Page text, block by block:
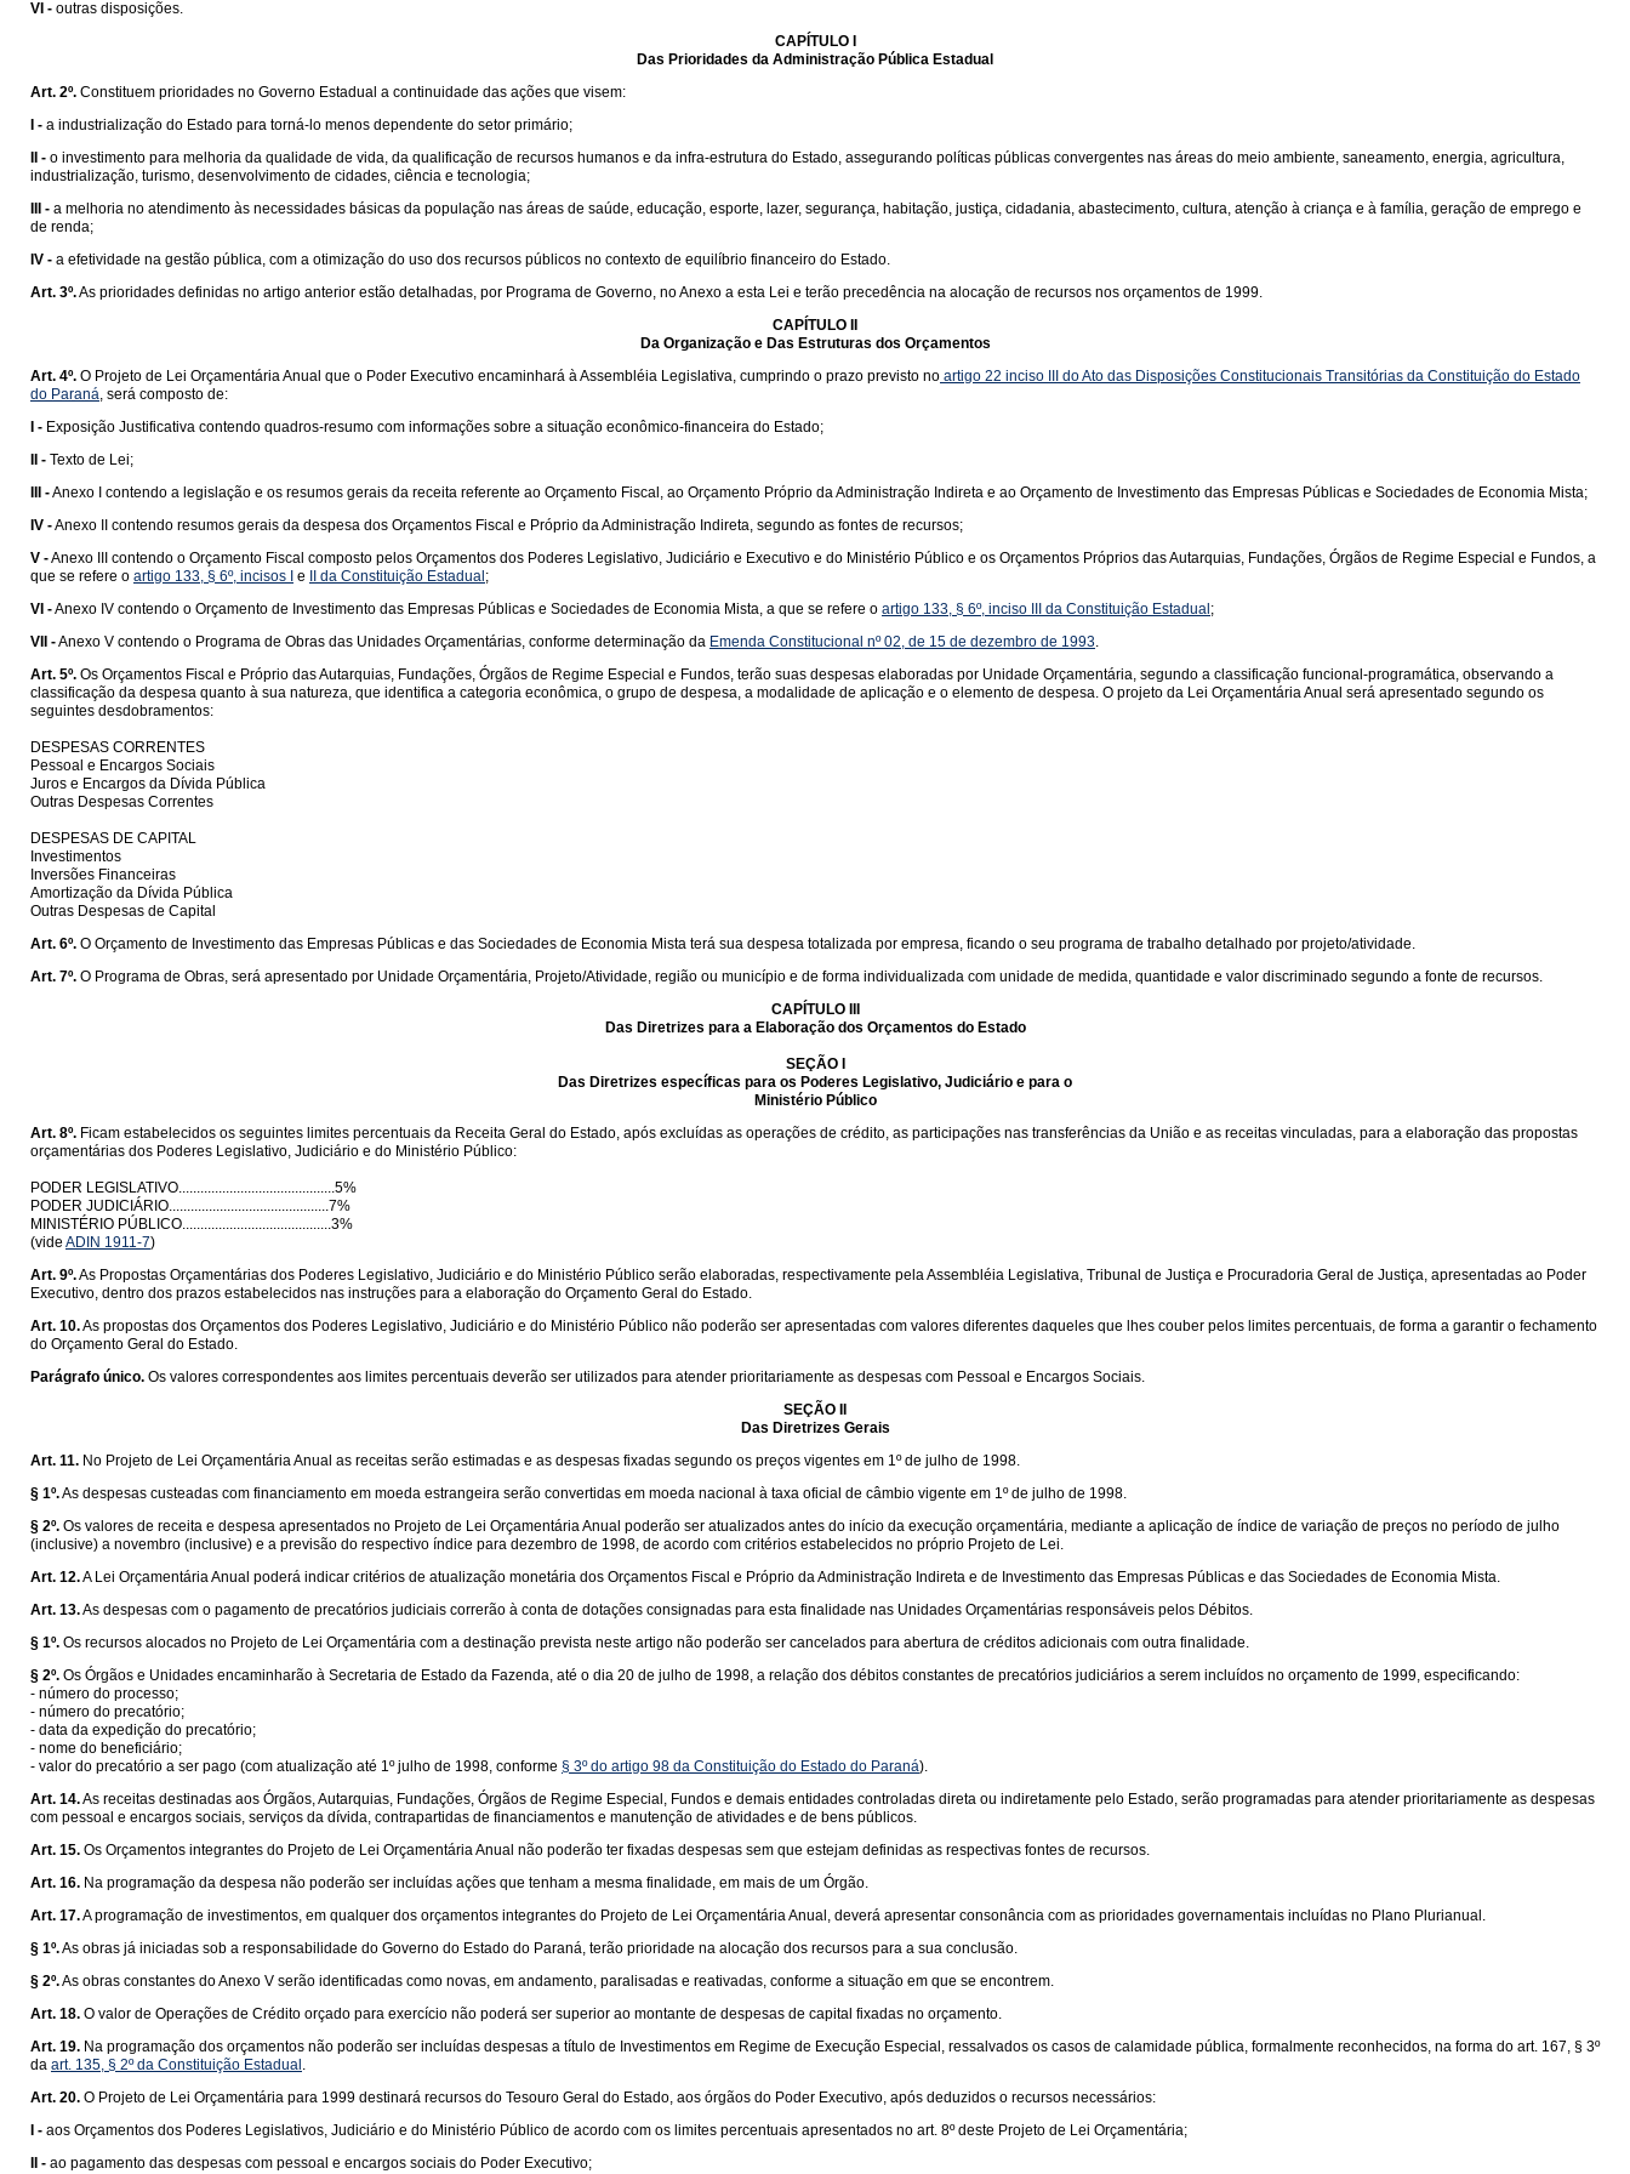
VI - outras disposições.
CAPÍTULO I
Das Prioridades da Administração Pública Estadual
Art. 2º. Constituem prioridades no Governo Estadual a continuidade das ações que visem:
I - a industrialização do Estado para torná-lo menos dependente do setor primário;
II - o investimento para melhoria da qualidade de vida, da qualificação de recursos humanos e da infra-estrutura do Estado, assegurando políticas públicas convergentes nas áreas do meio ambiente, saneamento, energia, agricultura,
industrialização, turismo, desenvolvimento de cidades, ciência e tecnologia;
III - a melhoria no atendimento às necessidades básicas da população nas áreas de saúde, educação, esporte, lazer, segurança, habitação, justiça, cidadania, abastecimento, cultura, atenção à criança e à família, geração de emprego e
de renda;
IV - a efetividade na gestão pública, com a otimização do uso dos recursos públicos no contexto de equilíbrio financeiro do Estado.
Art. 3º.As prioridades definidas no artigo anterior estão detalhadas, por Programa de Governo, no Anexo a esta Lei e terão precedência na alocação de recursos nos orçamentos de 1999.
CAPÍTULO II
Da Organização e Das Estruturas dos Orçamentos
Art. 4º. O Projeto de Lei Orçamentária Anual que o Poder Executivo encaminhará à Assembléia Legislativa, cumprindo o prazo previsto no artigo 22 inciso III do Ato das Disposições Constitucionais Transitórias da Constituição do Estado
do Paraná, será composto de:
I - Exposição Justificativa contendo quadros-resumo com informações sobre a situação econômico-financeira do Estado;
II - Texto de Lei;
III -Anexo I contendo a legislação e os resumos gerais da receita referente ao Orçamento Fiscal, ao Orçamento Próprio da Administração Indireta e ao Orçamento de Investimento das Empresas Públicas e Sociedades de Economia Mista;
IV -Anexo II contendo resumos gerais da despesa dos Orçamentos Fiscal e Próprio da Administração Indireta, segundo as fontes de recursos;
V -Anexo III contendo o Orçamento Fiscal composto pelos Orçamentos dos Poderes Legislativo, Judiciário e Executivo e do Ministério Público e os Orçamentos Próprios das Autarquias, Fundações, Órgãos de Regime Especial e Fundos, a
que se refere o artigo 133, § 6º, incisos I e II da Constituição Estadual ;
VI -Anexo IV contendo o Orçamento de Investimento das Empresas Públicas e Sociedades de Economia Mista, a que se refere o artigo 133, § 6º, inciso III da Constituição Estadual ;
VII -Anexo V contendo o Programa de Obras das Unidades Orçamentárias, conforme determinação da Emenda Constitucional nº 02, de 15 de dezembro de 1993.
Art. 5º. Os Orçamentos Fiscal e Próprio das Autarquias, Fundações, Órgãos de Regime Especial e Fundos, terão suas despesas elaboradas por Unidade Orçamentária, segundo a classificação funcional-programática, observando a
classificação da despesa quanto à sua natureza, que identifica a categoria econômica, o grupo de despesa, a modalidade de aplicação e o elemento de despesa. O projeto da Lei Orçamentária Anual será apresentado segundo os
seguintes desdobramentos:
DESPESAS CORRENTES
Pessoal e Encargos Sociais
Juros e Encargos da Dívida Pública
Outras Despesas Correntes
DESPESAS DE CAPITAL
Investimentos
Inversões Financeiras
Amortização da Dívida Pública
Outras Despesas de Capital
Art. 6º. O Orçamento de Investimento das Empresas Públicas e das Sociedades de Economia Mista terá sua despesa totalizada por empresa, ficando o seu programa de trabalho detalhado por projeto/atividade.
Art. 7º. O Programa de Obras, será apresentado por Unidade Orçamentária, Projeto/Atividade, região ou município e de forma individualizada com unidade de medida, quantidade e valor discriminado segundo a fonte de recursos.
CAPÍTULO III
Das Diretrizes para a Elaboração dos Orçamentos do Estado
SEÇÃO I
Das Diretrizes específicas para os Poderes Legislativo, Judiciário e para o
Ministério Público
Art. 8º. Ficam estabelecidos os seguintes limites percentuais da Receita Geral do Estado, após excluídas as operações de crédito, as participações nas transferências da União e as receitas vinculadas, para a elaboração das propostas
orçamentárias dos Poderes Legislativo, Judiciário e do Ministério Público:
PODER LEGISLATIVO...........................................5%
PODER JUDICIÁRIO............................................7%
MINISTÉRIO PÚBLICO.........................................3%
(vide ADIN 1911-7)
Art. 9º.As Propostas Orçamentárias dos Poderes Legislativo, Judiciário e do Ministério Público serão elaboradas, respectivamente pela Assembléia Legislativa, Tribunal de Justiça e Procuradoria Geral de Justiça, apresentadas ao Poder
Executivo, dentro dos prazos estabelecidos nas instruções para a elaboração do Orçamento Geral do Estado.
Art. 10.As propostas dos Orçamentos dos Poderes Legislativo, Judiciário e do Ministério Público não poderão ser apresentadas com valores diferentes daqueles que lhes couber pelos limites percentuais, de forma a garantir o fechamento
do Orçamento Geral do Estado.
Parágrafo único. Os valores correspondentes aos limites percentuais deverão ser utilizados para atender prioritariamente as despesas com Pessoal e Encargos Sociais.
SEÇÃO II
Das Diretrizes Gerais
Art. 11. No Projeto de Lei Orçamentária Anual as receitas serão estimadas e as despesas fixadas segundo os preços vigentes em 1º de julho de 1998.
§ 1º.As despesas custeadas com financiamento em moeda estrangeira serão convertidas em moeda nacional à taxa oficial de câmbio vigente em 1º de julho de 1998.
§ 2º. Os valores de receita e despesa apresentados no Projeto de Lei Orçamentária Anual poderão ser atualizados antes do início da execução orçamentária, mediante a aplicação de índice de variação de preços no período de julho
(inclusive) a novembro (inclusive) e a previsão do respectivo índice para dezembro de 1998, de acordo com critérios estabelecidos no próprio Projeto de Lei.
Art. 12.A Lei Orçamentária Anual poderá indicar critérios de atualização monetária dos Orçamentos Fiscal e Próprio da Administração Indireta e de Investimento das Empresas Públicas e das Sociedades de Economia Mista.
Art. 13.As despesas com o pagamento de precatórios judiciais correrão à conta de dotações consignadas para esta finalidade nas Unidades Orçamentárias responsáveis pelos Débitos.
§ 1º. Os recursos alocados no Projeto de Lei Orçamentária com a destinação prevista neste artigo não poderão ser cancelados para abertura de créditos adicionais com outra finalidade.
§ 2º. Os Órgãos e Unidades encaminharão à Secretaria de Estado da Fazenda, até o dia 20 de julho de 1998, a relação dos débitos constantes de precatórios judiciários a serem incluídos no orçamento de 1999, especificando:
- número do processo;
- número do precatório;
- data da expedição do precatório;
- nome do beneficiário;
- valor do precatório a ser pago (com atualização até 1º julho de 1998, conforme § 3º do artigo 98 da Constituição do Estado do Paraná).
Art. 14.As receitas destinadas aos Órgãos, Autarquias, Fundações, Órgãos de Regime Especial, Fundos e demais entidades controladas direta ou indiretamente pelo Estado, serão programadas para atender prioritariamente as despesas
com pessoal e encargos sociais, serviços da dívida, contrapartidas de financiamentos e manutenção de atividades e de bens públicos.
Art. 15. Os Orçamentos integrantes do Projeto de Lei Orçamentária Anual não poderão ter fixadas despesas sem que estejam definidas as respectivas fontes de recursos.
Art. 16. Na programação da despesa não poderão ser incluídas ações que tenham a mesma finalidade, em mais de um Órgão.
Art. 17.A programação de investimentos, em qualquer dos orçamentos integrantes do Projeto de Lei Orçamentária Anual, deverá apresentar consonância com as prioridades governamentais incluídas no Plano Plurianual.
§ 1º.As obras já iniciadas sob a responsabilidade do Governo do Estado do Paraná, terão prioridade na alocação dos recursos para a sua conclusão.
§ 2º.As obras constantes do Anexo V serão identificadas como novas, em andamento, paralisadas e reativadas, conforme a situação em que se encontrem.
Art. 18. O valor de Operações de Crédito orçado para exercício não poderá ser superior ao montante de despesas de capital fixadas no orçamento.
Art. 19. Na programação dos orçamentos não poderão ser incluídas despesas a título de Investimentos em Regime de Execução Especial, ressalvados os casos de calamidade pública, formalmente reconhecidos, na forma do art. 167, § 3º
da art. 135, § 2º da Constituição Estadual .
Art. 20. O Projeto de Lei Orçamentária para 1999 destinará recursos do Tesouro Geral do Estado, aos órgãos do Poder Executivo, após deduzidos o recursos necessários:
I - aos Orçamentos dos Poderes Legislativos, Judiciário e do Ministério Público de acordo com os limites percentuais apresentados no art. 8º deste Projeto de Lei Orçamentária;
II - ao pagamento das despesas com pessoal e encargos sociais do Poder Executivo;